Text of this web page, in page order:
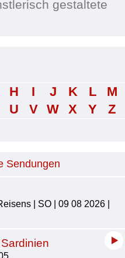
gestaltete
H I J K L
M
U V W X Y Z
Sendungen
| SO | 09 08 2026 |